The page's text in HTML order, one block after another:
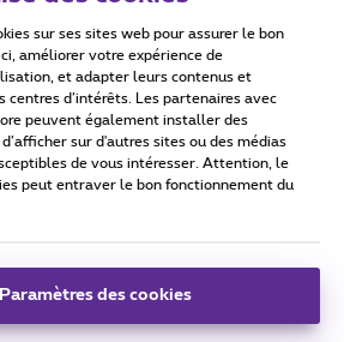
Accessibility statement
2026
consommateur
II 27 - B-1030 Bruxelles.
sur ses sites web pour assurer le bon
améliorer votre expérience de
et adapter leurs contenus et
centres d’intérêts. Les partenaires avec
peuvent également installer des
sur d'autres sites ou des médias
de vous intéresser. Attention, le
peut entraver le bon fonctionnement du
Paramètres des cookies